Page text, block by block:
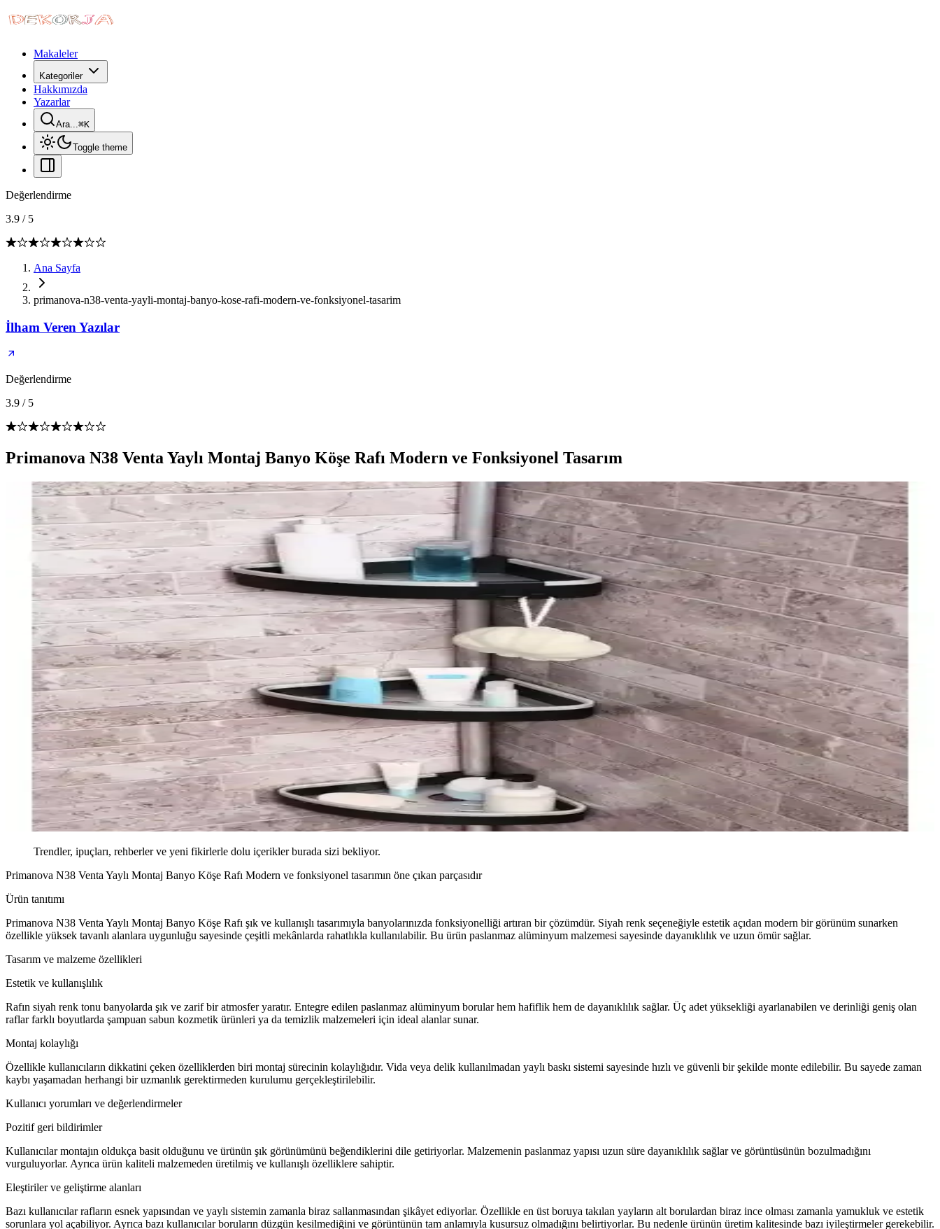
Makaleler
Kategoriler
Hakkımızda
Yazarlar
Ara...⌘K
Toggle theme
Değerlendirme
3.9 / 5
Ana Sayfa
primanova-n38-venta-yayli-montaj-banyo-kose-rafi-modern-ve-fonksiyonel-tasarim
İlham Veren Yazılar
Değerlendirme
3.9 / 5
Primanova N38 Venta Yaylı Montaj Banyo Köşe Rafı Modern ve Fonksiyonel Tasarım
Trendler, ipuçları, rehberler ve yeni fikirlerle dolu içerikler burada sizi bekliyor.
Primanova N38 Venta Yaylı Montaj Banyo Köşe Rafı Modern ve fonksiyonel tasarımın öne çıkan parçasıdır
Ürün tanıtımı
Primanova N38 Venta Yaylı Montaj Banyo Köşe Rafı şık ve kullanışlı tasarımıyla banyolarınızda fonksiyonelliği artıran bir çözümdür. Siyah renk seçeneğiyle estetik açıdan modern bir görünüm sunarken
özellikle yüksek tavanlı alanlara uygunluğu sayesinde çeşitli mekânlarda rahatlıkla kullanılabilir. Bu ürün paslanmaz alüminyum malzemesi sayesinde dayanıklılık ve uzun ömür sağlar.
Tasarım ve malzeme özellikleri
Estetik ve kullanışlılık
Rafın siyah renk tonu banyolarda şık ve zarif bir atmosfer yaratır. Entegre edilen paslanmaz alüminyum borular hem hafiflik hem de dayanıklılık sağlar. Üç adet yüksekliği ayarlanabilen ve derinliği geniş olan
raflar farklı boyutlarda şampuan sabun kozmetik ürünleri ya da temizlik malzemeleri için ideal alanlar sunar.
Montaj kolaylığı
Özellikle kullanıcıların dikkatini çeken özelliklerden biri montaj sürecinin kolaylığıdır. Vida veya delik kullanılmadan yaylı baskı sistemi sayesinde hızlı ve güvenli bir şekilde monte edilebilir. Bu sayede zaman
kaybı yaşamadan herhangi bir uzmanlık gerektirmeden kurulumu gerçekleştirilebilir.
Kullanıcı yorumları ve değerlendirmeler
Pozitif geri bildirimler
Kullanıcılar montajın oldukça basit olduğunu ve ürünün şık görünümünü beğendiklerini dile getiriyorlar. Malzemenin paslanmaz yapısı uzun süre dayanıklılık sağlar ve görüntüsünün bozulmadığını
vurguluyorlar. Ayrıca ürün kaliteli malzemeden üretilmiş ve kullanışlı özelliklere sahiptir.
Eleştiriler ve geliştirme alanları
Bazı kullanıcılar rafların esnek yapısından ve yaylı sistemin zamanla biraz sallanmasından şikâyet ediyorlar. Özellikle en üst boruya takılan yayların alt borulardan biraz ince olması zamanla yamukluk ve estetik
sorunlara yol açabiliyor. Ayrıca bazı kullanıcılar boruların düzgün kesilmediğini ve görüntünün tam anlamıyla kusursuz olmadığını belirtiyorlar. Bu nedenle ürünün üretim kalitesinde bazı iyileştirmeler gerekebilir.